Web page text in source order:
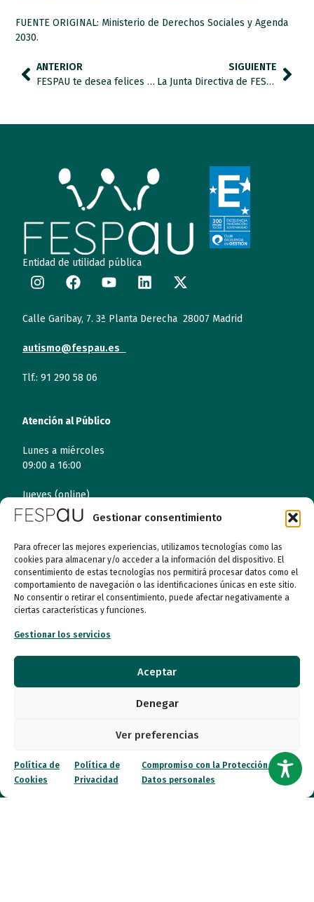
Gestionar consentimiento
Para ofrecer las mejores experiencias, utilizamos tecnologías como las
cookies para almacenar y/o acceder a la información del dispositivo. El
consentimiento de estas tecnologías nos permitirá procesar datos como el
comportamiento de navegación o las identificaciones únicas en este sitio.
No consentir o retirar el consentimiento, puede afectar negativamente a
ciertas características y funciones.
Gestionar los servicios
Aceptar
Denegar
Ver preferencias
Política de
Cookies
Política de
Privacidad
Compromiso con la Protección de
Datos personales
FUENTE ORIGINAL: Ministerio de Derechos Sociales y Agenda
2030.
ANTERIOR
FESPAU te desea felices fiestas.
SIGUIENTE
La Junta Directiva de FESPAU aprueba la incorporación de 2 nuevas entidades socias.
Entidad de utilidad pública
Calle Garibay, 7. 3ª Planta Derecha 28007 Madrid
autismo@fespau.es
Tlf.: 91 290 58 06
Atención al Público
Lunes a miércoles
09:00 a 16:00
Jueves (online)
09:00 a 16:00
09:00 a 14:00
Quiénes somos
Entidades
Qué hacemos